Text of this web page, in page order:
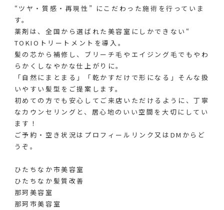
“ツヤ・質感・再現性” にこだわった施術を行っていま
す。
薬剤は、全国から選ばれた美容室にしかできない“
TOKIOトリートメントを導入。
髪の芯から補修し、ブリーチ毛やエイジング毛でもやわ
らかくしなやかな仕上がりに。
「自然にまとまる」「乾かすだけで形になる」そんな扱
いやすい髪型をご提案します。
初めての方でも安心してご来店いただけるように、丁寧
なカウンセリングと、居心地のいい空間を大切にしてい
ます！
ご予約・空き状況はプロフィールリンク又はDMからど
うぞ。
ひたちなか市美容室
ひたちなか髪質改善
那珂美容室
那珂市美容室